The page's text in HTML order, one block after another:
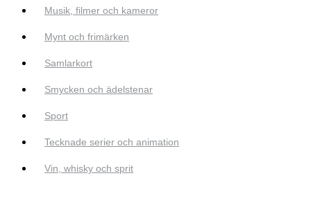
Musik, filmer och kameror
Mynt och frimärken
Samlarkort
Smycken och ädelstenar
Sport
Tecknade serier och animation
Vin, whisky och sprit